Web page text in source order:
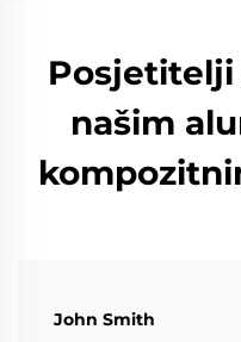
Posjetitelji
našim
John Smith